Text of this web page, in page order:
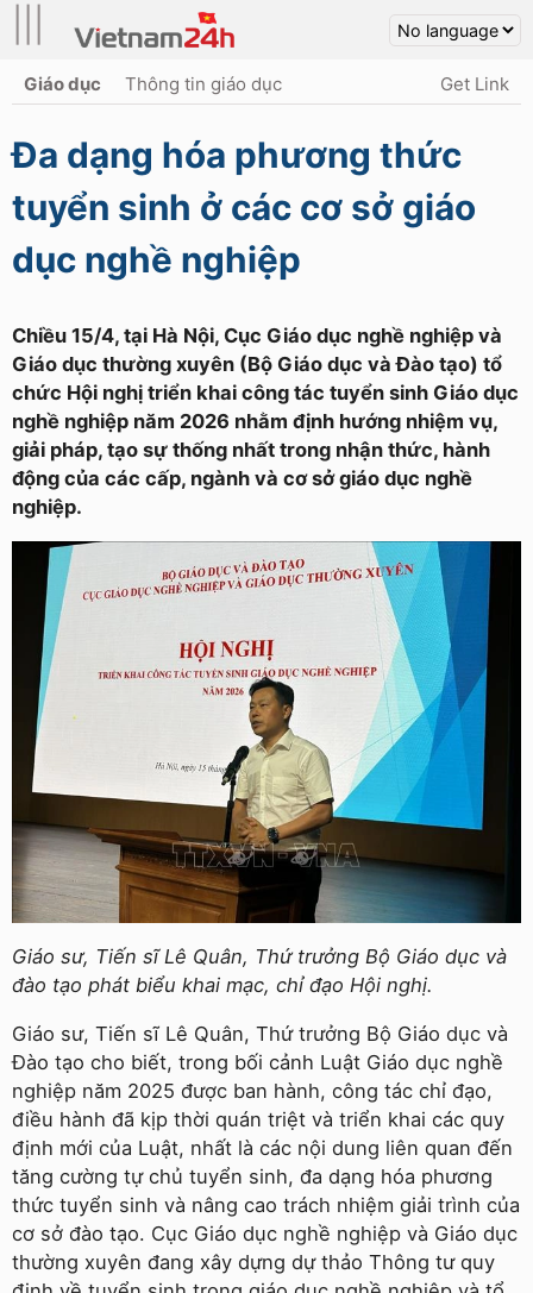
Giáo dục Thông tin giáo dục Get Link
Đa dạng hóa phương thức
tuyển sinh ở các cơ sở giáo
dục nghề nghiệp
Chiều 15/4, tại Hà Nội, Cục Giáo dục nghề nghiệp và
Giáo dục thường xuyên (Bộ Giáo dục và Đào tạo) tổ
chức Hội nghị triển khai công tác tuyển sinh Giáo dục
nghề nghiệp năm 2026 nhằm định hướng nhiệm vụ,
giải pháp, tạo sự thống nhất trong nhận thức, hành
động của các cấp, ngành và cơ sở giáo dục nghề
nghiệp.
Giáo sư, Tiến sĩ Lê Quân, Thứ trưởng Bộ Giáo dục và
đào tạo phát biểu khai mạc, chỉ đạo Hội nghị.
Giáo sư, Tiến sĩ Lê Quân, Thứ trưởng Bộ Giáo dục và
Đào tạo cho biết, trong bối cảnh Luật Giáo dục nghề
nghiệp năm 2025 được ban hành, công tác chỉ đạo,
điều hành đã kịp thời quán triệt và triển khai các quy
định mới của Luật, nhất là các nội dung liên quan đến
tăng cường tự chủ tuyển sinh, đa dạng hóa phương
thức tuyển sinh và nâng cao trách nhiệm giải trình của
cơ sở đào tạo. Cục Giáo dục nghề nghiệp và Giáo dục
thường xuyên đang xây dựng dự thảo Thông tư quy